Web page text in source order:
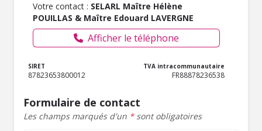
Votre contact : SELARL Maître Hélène
POUILLAS & Maître Edouard LAVERGNE
Afficher le téléphone
SIRET
87823653800012
TVA intracommunautaire
FR88878236538
Formulaire de contact
Les champs marqués d'un *sont obligatoires